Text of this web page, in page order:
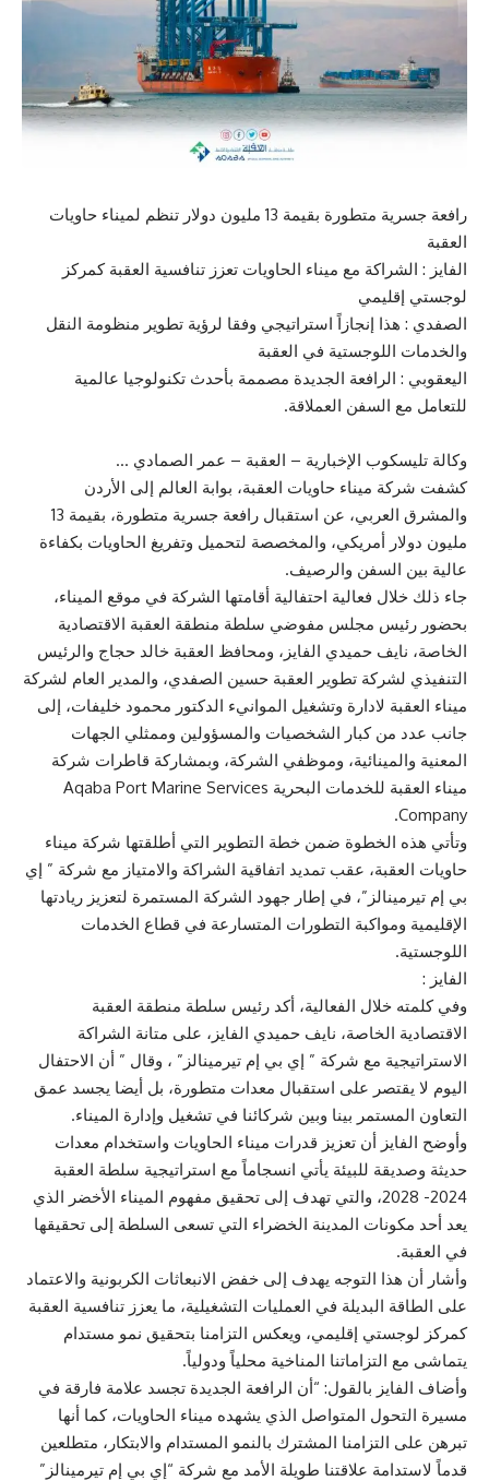
رافعة جسرية متطورة بقيمة 13 مليون دولار تنظم لميناء حاويات
العقبة
الفايز : الشراكة مع ميناء الحاويات تعزز تنافسية العقبة كمركز
لوجستي إقليمي
الصفدي : هذا إنجازاً استراتيجي وفقا لرؤية تطوير منظومة النقل
والخدمات اللوجستية في العقبة
اليعقوبي : الرافعة الجديدة مصممة بأحدث تكنولوجيا عالمية
للتعامل مع السفن العملاقة.
وكالة تليسكوب الإخبارية – العقبة – عمر الصمادي …
كشفت شركة ميناء حاويات العقبة، بوابة العالم إلى الأردن
والمشرق العربي، عن استقبال رافعة جسرية متطورة، بقيمة 13
مليون دولار أمريكي، والمخصصة لتحميل وتفريغ الحاويات بكفاءة
عالية بين السفن والرصيف.
جاء ذلك خلال فعالية احتفالية أقامتها الشركة في موقع الميناء،
بحضور رئيس مجلس مفوضي سلطة منطقة العقبة الاقتصادية
الخاصة، نايف حميدي الفايز، ومحافظ العقبة خالد حجاج والرئيس
التنفيذي لشركة تطوير العقبة حسين الصفدي، والمدير العام لشركة
ميناء العقبة لادارة وتشغيل الموانيء الدكتور محمود خليفات، إلى
جانب عدد من كبار الشخصيات والمسؤولين وممثلي الجهات
المعنية والمينائية، وموظفي الشركة، وبمشاركة قاطرات شركة
ميناء العقبة للخدمات البحرية Aqaba Port Marine Services
Company.
وتأتي هذه الخطوة ضمن خطة التطوير التي أطلقتها شركة ميناء
حاويات العقبة، عقب تمديد اتفاقية الشراكة والامتياز مع شركة ” إي
بي إم تيرمينالز”، في إطار جهود الشركة المستمرة لتعزيز ريادتها
الإقليمية ومواكبة التطورات المتسارعة في قطاع الخدمات
اللوجستية.
الفايز :
وفي كلمته خلال الفعالية، أكد رئيس سلطة منطقة العقبة
الاقتصادية الخاصة، نايف حميدي الفايز، على متانة الشراكة
الاستراتيجية مع شركة ” إي بي إم تيرمينالز” ، وقال ” أن الاحتفال
اليوم لا يقتصر على استقبال معدات متطورة، بل أيضا يجسد عمق
التعاون المستمر بينا وبين شركائنا في تشغيل وإدارة الميناء.
وأوضح الفايز أن تعزيز قدرات ميناء الحاويات واستخدام معدات
حديثة وصديقة للبيئة يأتي انسجاماً مع استراتيجية سلطة العقبة
2024- 2028، والتي تهدف إلى تحقيق مفهوم الميناء الأخضر الذي
يعد أحد مكونات المدينة الخضراء التي تسعى السلطة إلى تحقيقها
في العقبة.
وأشار أن هذا التوجه يهدف إلى خفض الانبعاثات الكربونية والاعتماد
على الطاقة البديلة في العمليات التشغيلية، ما يعزز تنافسية العقبة
كمركز لوجستي إقليمي، ويعكس التزامنا بتحقيق نمو مستدام
يتماشى مع التزاماتنا المناخية محلياً ودولياً.
وأضاف الفايز بالقول: “أن الرافعة الجديدة تجسد علامة فارقة في
مسيرة التحول المتواصل الذي يشهده ميناء الحاويات، كما أنها
تبرهن على التزامنا المشترك بالنمو المستدام والابتكار، متطلعين
قدماً لاستدامة علاقتنا طويلة الأمد مع شركة “إي بي إم تيرمينالز”